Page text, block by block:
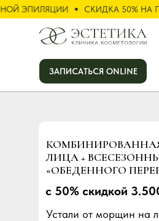
ЭПИЛЯЦИИ СКИДКА 50% НА
ЗАПИСАТЬСЯ ONLINE
ЛИЦА +
«ОБЕДЕННОГО
Устали от морщин на
с 50% скидкой